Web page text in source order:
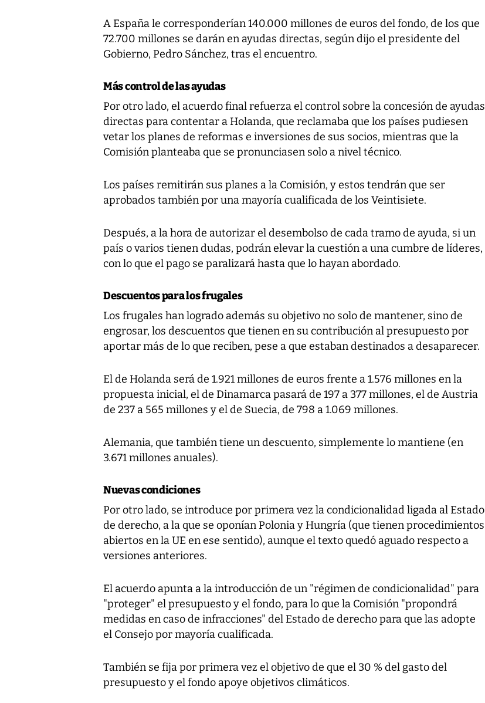
A España le corresponderían 140.000 millones de euros del fondo, de los que
72.700 millones se darán en ayudas directas, según dijo el presidente del
Gobierno, Pedro Sánchez, tras el encuentro.
Más control de las ayudas
Por otro lado, el acuerdo final refuerza el control sobre la concesión de ayudas
directas para contentar a Holanda, que reclamaba que los países pudiesen
vetar los planes de reformas e inversiones de sus socios, mientras que la
Comisión planteaba que se pronunciasen solo a nivel técnico.
Los países remitirán sus planes a la Comisión, y estos tendrán que ser
aprobados también por una mayoría cualificada de los Veintisiete.
Después, a la hora de autorizar el desembolso de cada tramo de ayuda, si un
país o varios tienen dudas, podrán elevar la cuestión a una cumbre de líderes,
con lo que el pago se paralizará hasta que lo hayan abordado.
Descuentos para los frugales
Los frugales han logrado además su objetivo no solo de mantener, sino de
engrosar, los descuentos que tienen en su contribución al presupuesto por
aportar más de lo que reciben, pese a que estaban destinados a desaparecer.
El de Holanda será de 1.921 millones de euros frente a 1.576 millones en la
propuesta inicial, el de Dinamarca pasará de 197 a 377 millones, el de Austria
de 237 a 565 millones y el de Suecia, de 798 a 1.069 millones.
Alemania, que también tiene un descuento, simplemente lo mantiene (en
3.671 millones anuales).
Nuevas condiciones
Por otro lado, se introduce por primera vez la condicionalidad ligada al Estado
de derecho, a la que se oponían Polonia y Hungría (que tienen procedimientos
abiertos en la UE en ese sentido), aunque el texto quedó aguado respecto a
versiones anteriores.
El acuerdo apunta a la introducción de un "régimen de condicionalidad" para
"proteger" el presupuesto y el fondo, para lo que la Comisión "propondrá
medidas en caso de infracciones" del Estado de derecho para que las adopte
el Consejo por mayoría cualificada.
También se fija por primera vez el objetivo de que el 30 % del gasto del
presupuesto y el fondo apoye objetivos climáticos.